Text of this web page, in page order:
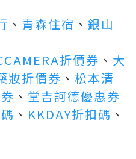
、 青森住宿 、 銀山
折價券 、 大
妝折價券 、 松本清
、 堂吉訶德優惠券
、 KKDAY折扣碼 、